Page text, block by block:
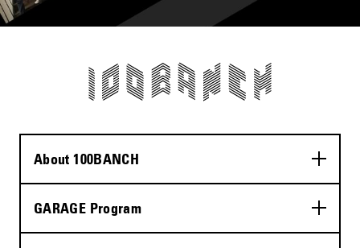
About 100BANCH
GARAGE Program